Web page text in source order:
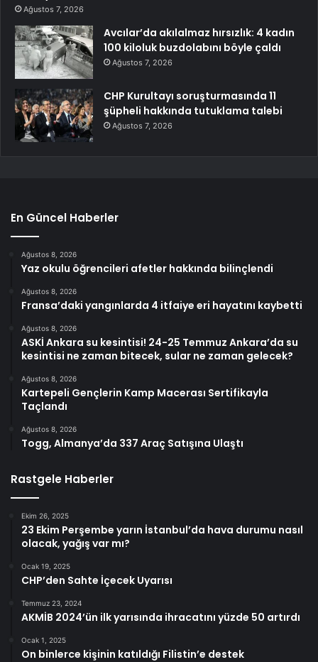
Ağustos 7, 2026
Avcılar’da akılalmaz hırsızlık: 4 kadın
100 kiloluk buzdolabını böyle çaldı
Ağustos 7, 2026
CHP Kurultayı soruşturmasında 11
şüpheli hakkında tutuklama talebi
Ağustos 7, 2026
En Güncel Haberler
Ağustos 8, 2026
Yaz okulu öğrencileri afetler hakkında bilinçlendi
Ağustos 8, 2026
Fransa’daki yangınlarda 4 itfaiye eri hayatını kaybetti
Ağustos 8, 2026
ASKİ Ankara su kesintisi! 24-25 Temmuz Ankara’da su
kesintisi ne zaman bitecek, sular ne zaman gelecek?
Ağustos 8, 2026
Kartepeli Gençlerin Kamp Macerası Sertifikayla
Taçlandı
Ağustos 8, 2026
Togg, Almanya’da 337 Araç Satışına Ulaştı
Rastgele Haberler
Ekim 26, 2025
23 Ekim Perşembe yarın İstanbul’da hava durumu nasıl
olacak, yağış var mı?
Ocak 19, 2025
CHP’den Sahte İçecek Uyarısı
Temmuz 23, 2024
AKMİB 2024’ün ilk yarısında ihracatını yüzde 50 artırdı
Ocak 1, 2025
On binlerce kişinin katıldığı Filistin’e destek